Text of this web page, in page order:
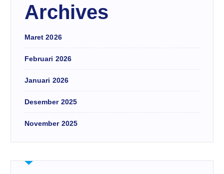
Archives
Maret 2026
Februari 2026
Januari 2026
Desember 2025
November 2025